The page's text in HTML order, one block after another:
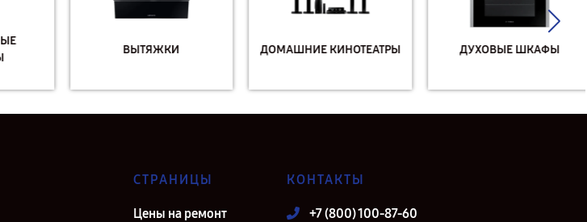
ВЫТЯЖКИ ДОМАШНИЕ КИНОТЕАТРЫ ДУХОВЫЕ ШКАФЫ
СТРАНИЦЫ
Цены на ремонт
КОНТАКТЫ
+7 (800) 100-87-60